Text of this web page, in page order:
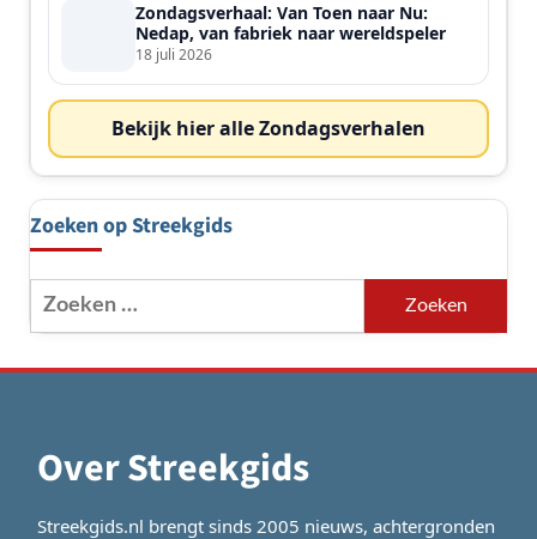
Zondagsverhaal: Van Toen naar Nu:
Nedap, van fabriek naar wereldspeler
18 juli 2026
Bekijk hier alle Zondagsverhalen
Zoeken op Streekgids
Zoeken
naar:
Over Streekgids
Streekgids.nl brengt sinds 2005 nieuws, achtergronden